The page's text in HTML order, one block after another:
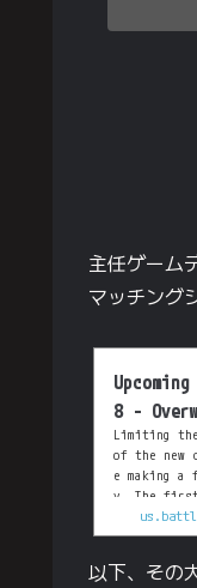
主任ゲーム
マッチング
8 -
Limiting
of the new
e making a
y. The first
R)
he lowest
re there
以下、その